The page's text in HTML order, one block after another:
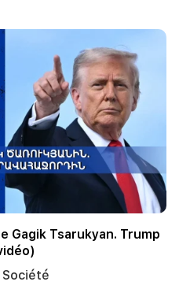
Gagik Tsarukyan. Trump
Société